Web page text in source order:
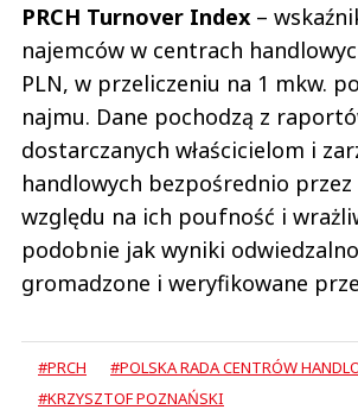
PRCH Turnover Index –
najemców w centrach
PLN, w przeliczeniu na 1 mkw.
najmu. Dane pochodzą z
dostarczanych właścicielom i
handlowych bezpośrednio przez
względu na ich poufność i
podobnie jak wyniki
gromadzone i weryfikowane
#PRCH
#POLSKA RADA CENTRÓW
#KRZYSZTOF POZNAŃSKI